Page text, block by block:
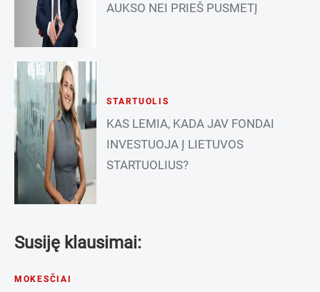
AUKSO NEI PRIEŠ PUSMETĮ
STARTUOLIS
KAS LEMIA, KADA JAV FONDAI
INVESTUOJA Į LIETUVOS
STARTUOLIUS?
Susiję klausimai:
MOKESČIAI